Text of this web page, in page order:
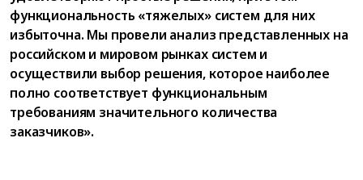
функциональность «тяжелых» систем для них
избыточна. Мы провели анализ представленных на
российском и мировом рынках систем и
осуществили выбор решения, которое наиболее
полно соответствует функциональным
требованиям значительного количества
заказчиков».